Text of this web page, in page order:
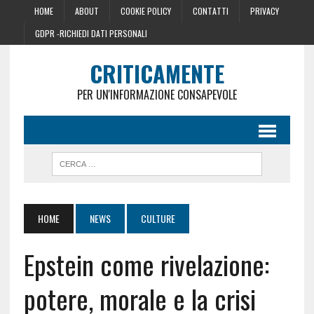
HOME ABOUT COOKIE POLICY CONTATTI
PRIVACY
GDPR -RICHIEDI DATI PERSONALI
CRITICAMENTE
PER UN'INFORMAZIONE CONSAPEVOLE
HOME NEWS CULTURE
Epstein come rivelazione:
potere, morale e la crisi